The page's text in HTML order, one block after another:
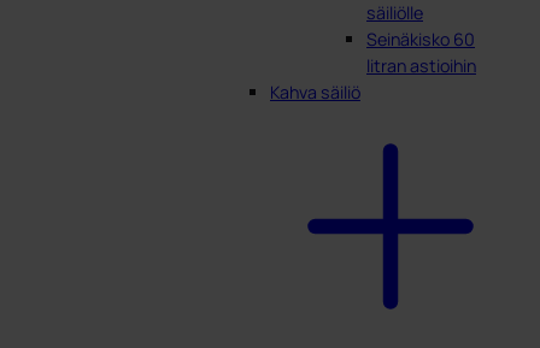
säiliölle
Seinäkisko 60
litran astioihin
Kahva säiliö